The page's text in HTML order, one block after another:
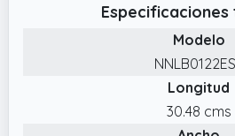
ame la emoción.
✔️ La escena del crimen en
Hidden Games: un baño
aparece en una zona de
detiene rápidamente a un
Especificaciones
Modelo
Longitud
30.48 cms